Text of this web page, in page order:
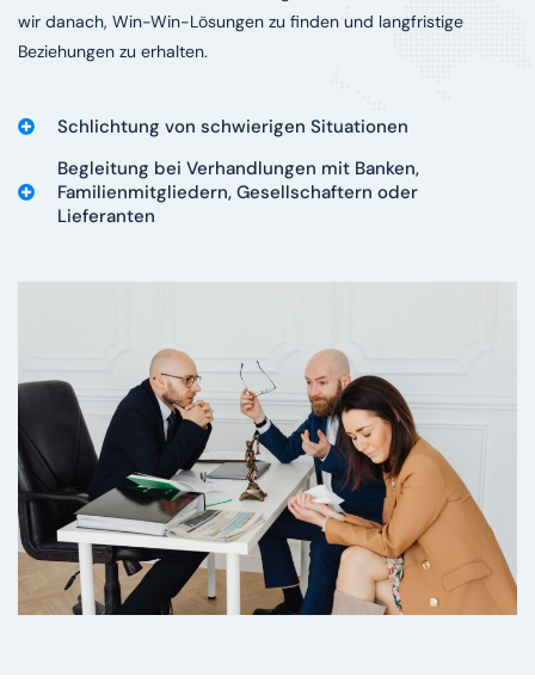
wir danach, Win-Win-Lösungen zu finden und langfristige
Beziehungen zu erhalten.
Schlichtung von schwierigen Situationen
Begleitung bei Verhandlungen mit Banken,
Familienmitgliedern, Gesellschaftern oder
Lieferanten